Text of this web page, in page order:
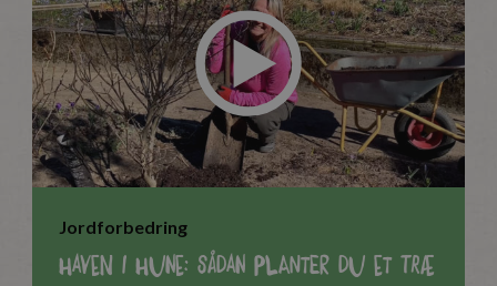
Jordforbedring
Haven i Hune: Sådan planter du et træ